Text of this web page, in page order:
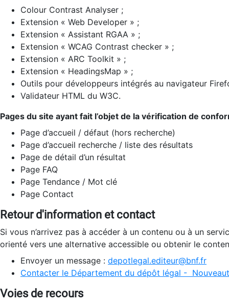
Colour Contrast Analyser ;
Extension « Web Developer » ;
Extension « Assistant RGAA » ;
Extension « WCAG Contrast checker » ;
Extension « ARC Toolkit » ;
Extension « HeadingsMap » ;
Outils pour développeurs intégrés au navigateur
Validateur HTML du W3C.
Pages du site ayant fait l’objet de la vérification de
Page d’accueil / défaut (hors recherche)
Page d’accueil recherche / liste des résultats
Page de détail d’un résultat
Page FAQ
Page Tendance / Mot clé
Page Contact
Retour d'information et contact
Si vous n’arrivez pas à accéder à un contenu ou à un
orienté vers une alternative accessible ou obtenir le
Envoyer un message : depotlegal.editeur@bnf.fr
Contacter le Département du dépôt légal -
Voies de recours